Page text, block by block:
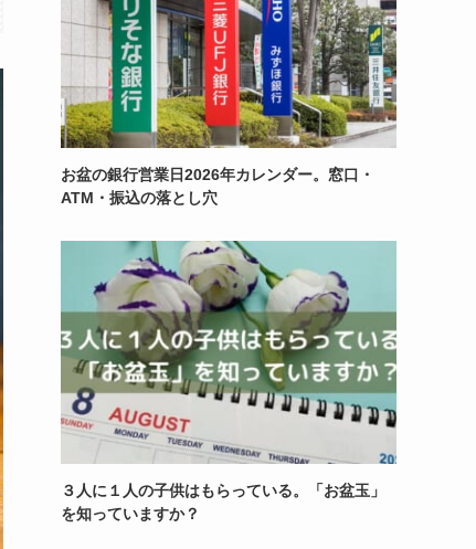
お盆の銀行営業日2026年カレンダー。窓口・
ATM・振込の落とし穴
３人に１人の子供はもらっている。「お盆玉」
を知っていますか？